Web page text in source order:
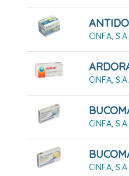
CINFA, S.A.
CINFA, S.A.
CINFA, S.A.
CINFA, S.A.